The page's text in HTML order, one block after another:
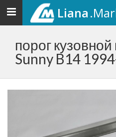
Toggle
navigation
Liana
порог
Sunny B14